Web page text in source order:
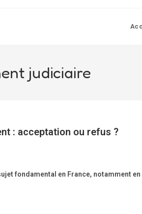
judiciaire
: acceptation ou refus ?
fondamental en France, notamment